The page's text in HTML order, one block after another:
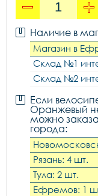
Наличие в
Магазин в
Склад №1
Склад №2
Если
Оранжевый
можно
города:
Рязань: 4 шт.
Тула: 2 шт.
Ефремов: 1